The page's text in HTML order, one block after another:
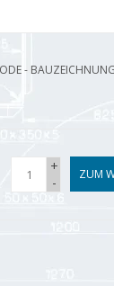
-
+
-
ZUM